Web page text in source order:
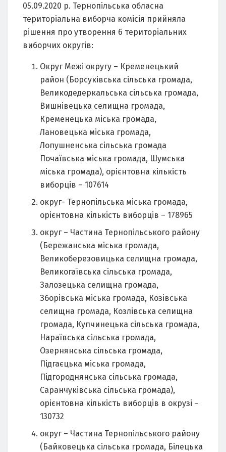
05.09.2020 р. Тернопільська обласна
територіальна виборча комісія прийняла
рішення про утворення 6 територіальних
виборчих округів:
Округ Межі округу – Кременецький
район (Борсуківська сільська громада,
Великодедеркальська сільська громада,
Вишнівецька селищна громада,
Кременецька міська громада,
Лановецька міська громада,
Лопушненська сільська громада
Почаївська міська громада, Шумська
міська громада), орієнтовна кількість
виборців – 107614
округ- Тернопільська міська громада,
орієнтовна кількість виборців – 178965
округ – Частина Тернопільського району
(Бережанська міська громада,
Великоберезовицька селищна громада,
Великогаївська сільська громада,
Залозецька селищна громада,
Зборівська міська громада, Козівська
селищна громада, Козлівська селищна
громада, Купчинецька сільська громада,
Нараївська сільська громада,
Озернянська сільська громада,
Підгаєцька міська громада,
Підгороднянська сільська громада,
Саранчуківська сільська громада),
орієнтовна кількість виборців в окрузі –
130732
округ – Частина Тернопільського району
(Байковецька сільська громада, Білецька